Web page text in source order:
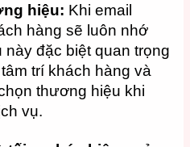
hiệu: Khi email
hàng sẽ luôn nhớ
đặc biệt quan trọng
trí khách hàng và
thương hiệu khi
vụ.